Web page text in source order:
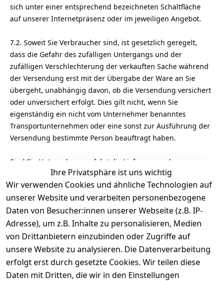
sich unter einer entsprechend bezeichneten Schaltfläche
auf unserer Internetpräsenz oder im jeweiligen Angebot.
7.2. Soweit Sie Verbraucher sind, ist gesetzlich geregelt,
dass die Gefahr des zufälligen Untergangs und der
zufälligen Verschlechterung der verkauften Sache während
der Versendung erst mit der Übergabe der Ware an Sie
übergeht, unabhängig davon, ob die Versendung versichert
oder unversichert erfolgt. Dies gilt nicht, wenn Sie
eigenständig ein nicht vom Unternehmer benanntes
Transportunternehmen oder eine sonst zur Ausführung der
Versendung bestimmte Person beauftragt haben.
Sind Sie Unternehmer, erfolgt die Lieferung und
Versendung auf Ihre Gefahr.
8. Gesetzliches Mängelhaftungsrecht
Die Mängelhaftung richtet sich nach der Regelung
"Gewährleistung" in unseren Allgemeinen
Geschäftsbedingungen (Teil I).
9. Vertragslaufzeit / Kündigung
Ihre Privatsphäre ist uns wichtig
Wir verwenden Cookies und ähnliche Technologien auf
unserer Website und verarbeiten personenbezogene
Daten von Besucher:innen unserer Webseite (z.B. IP-
Adresse), um z.B. Inhalte zu personalisieren, Medien
von Drittanbietern einzubinden oder Zugriffe auf
unsere Website zu analysieren. Die Datenverarbeitung
erfolgt erst durch gesetzte Cookies. Wir teilen diese
Daten mit Dritten, die wir in den Einstellungen